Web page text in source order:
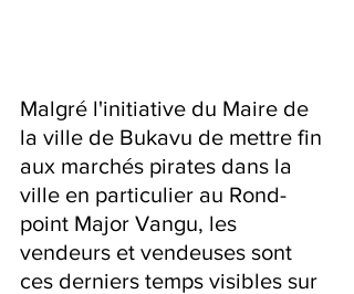
Malgré l'initiative du Maire de
la ville de Bukavu de mettre fin
aux marchés pirates dans la
ville en particulier au Rond-
point Major Vangu, les
vendeurs et vendeuses sont
ces derniers temps visibles sur